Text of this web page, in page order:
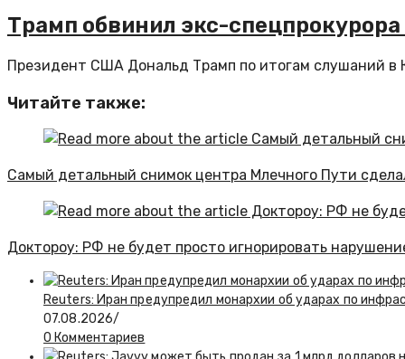
Трамп обвинил экс-
Президент США Дональд Трамп по итогам слушаний в
Читайте также:
Самый детальный снимок центра Млечного Пути
Доктороу: РФ не будет просто игнорировать
Reuters: Иран предупредил монархии об ударах по
07.08.2026/
0 Комментариев